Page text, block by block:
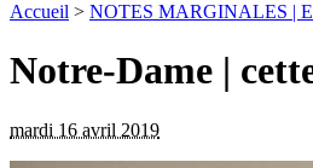
Accueil > NOTES MARGINALES |
Notre-Dame |
mardi 16 avril 2019